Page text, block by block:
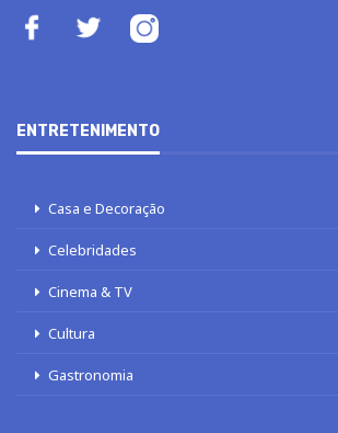
ENTRETENIMENTO
Casa e Decoração
Celebridades
Cinema & TV
Cultura
Gastronomia